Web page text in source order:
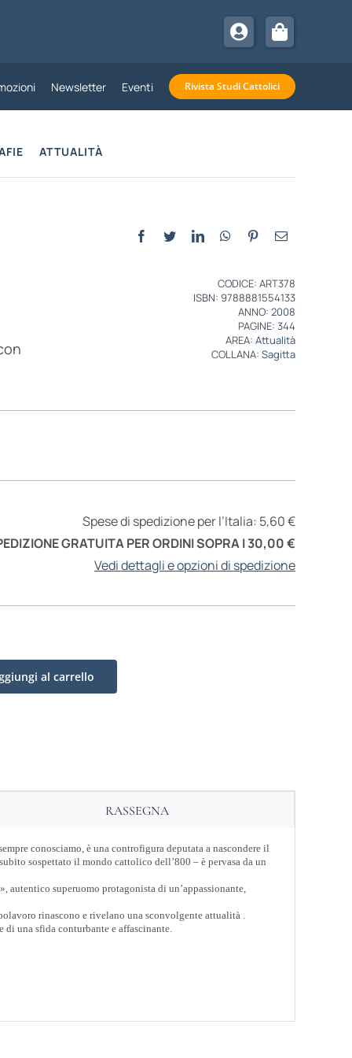
Newsletter Eventi Rivista Studi Cattolici
ATTUALITÀ
CODICE: ART378
ISBN: 9788881554133
ANNO:2008
PAGINE: 344
AREA:Attualità
COLLANA:Sagitta
Spese di spedizione per l’Italia: 5,60 €
GRATUITA PER ORDINI SOPRA I 30,00 €
Vedi dettagli e opzioni di spedizione
al carrello
RASSEGNA
conosciamo, è una controfigura deputata a nascondere il
sospettato il mondo cattolico dell’800 – è pervasa da un
autentico superuomo protagonista di un’appassionante,
rinascono e rivelano una sconvolgente attualità .
una sfida conturbante e affascinante.